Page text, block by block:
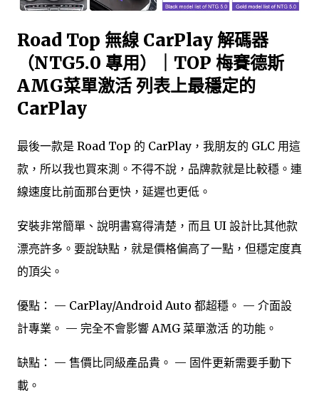
Road Top 無線 CarPlay 解碼器
（NTG5.0 專用）｜TOP 梅賽德斯
AMG菜單激活 列表上最穩定的
CarPlay
最後一款是 Road Top 的 CarPlay，我朋友的 GLC 用這
款，所以我也買來測。不得不說，品牌款就是比較穩。連
線速度比前面那台更快，延遲也更低。
安裝非常簡單、說明書寫得清楚，而且 UI 設計比其他款
漂亮許多。要說缺點，就是價格偏高了一點，但穩定度真
的頂尖。
優點： — CarPlay/Android Auto 都超穩。 — 介面設
計專業。 — 完全不會影響 AMG 菜單激活 的功能。
缺點： — 售價比同級產品貴。 — 固件更新需要手動下
載。